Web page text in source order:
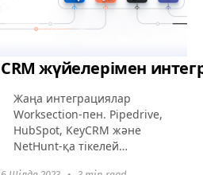
CRM жүйелерімен
Жаңа интеграциялар
Worksection-пен. Pipedrive,
HubSpot, KeyCRM және
NetHunt-қа тікелей